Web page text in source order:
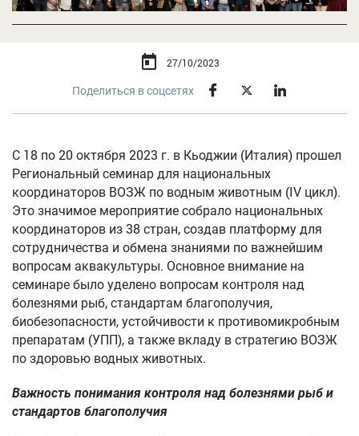
27/10/2023
Поделиться в соцсетях
С 18 по 20 октября 2023 г. в Кьоджии (Италия) прошел
Региональный семинар для национальных
координаторов ВОЗЖ по водным животным (IV цикл).
Это значимое мероприятие собрало национальных
координаторов из 38 стран, создав платформу для
сотрудничества и обмена знаниями по важнейшим
вопросам аквакультуры. Основное внимание на
семинаре было уделено вопросам контроля над
болезнями рыб, стандартам благополучия,
биобезопасности, устойчивости к противомикробным
препаратам (УПП), а также вкладу в стратегию ВОЗЖ
по здоровью водных животных.
Важность понимания контроля над болезнями рыб и
стандартов благополучия